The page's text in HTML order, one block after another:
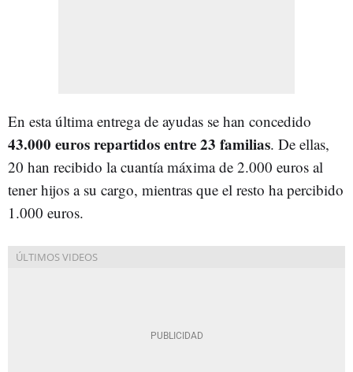
En esta última entrega de ayudas se han concedido
43.000 euros repartidos entre 23 familias. De ellas,
20 han recibido la cuantía máxima de 2.000 euros al
tener hijos a su cargo, mientras que el resto ha percibido
1.000 euros.